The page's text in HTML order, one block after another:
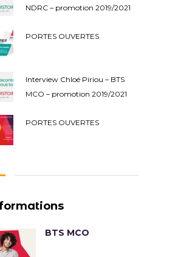
NDRC – promotion 2019/2021
PORTES OUVERTES
Interview Chloé Piriou – BTS
MCO – promotion 2019/2021
PORTES OUVERTES
BTS MCO